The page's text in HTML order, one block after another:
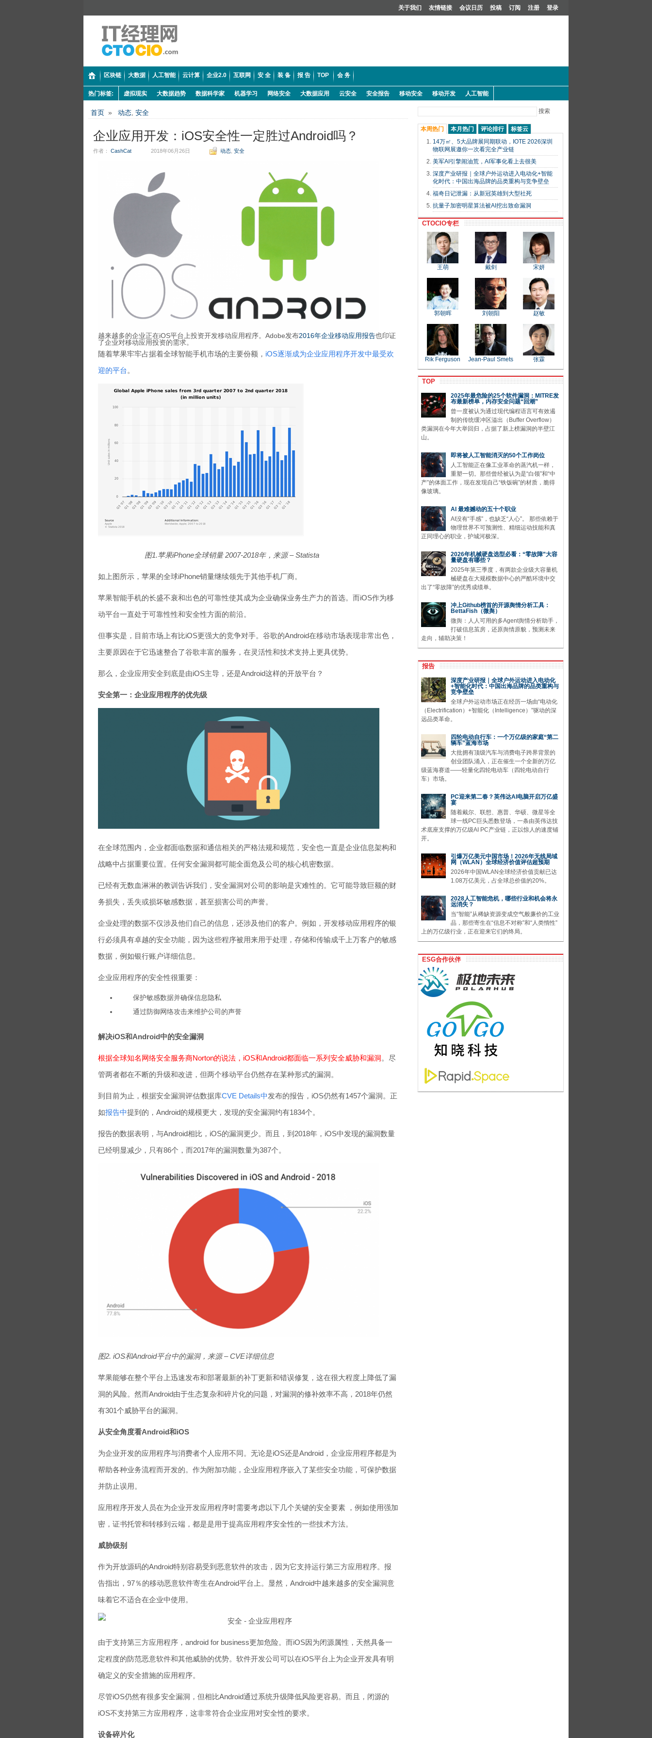
关于我们 友情链接 会议日历 投稿 订阅 注册 登录
区块链 大数据 人工智能 云计算 企业2.0 互联网 安 全 装 备 报 告 TOP 会 务
热门标签: 虚拟现实 大数据趋势 数据科学家 机器学习 网络安全 大数据应用 云安全 安全报告 移动安全 移动开发 人工智能
首页 » 动态 安全
企业应用开发：iOS安全性一定胜过Android吗？
作者： CashCat 2018年06月26日 动态 安全
越来越多的企业正在iOS平台上投资开发移动应用程序。Adobe发布2016年企业移动应用报告也印证
了企业对移动应用投资的需求。
随着苹果牢牢占据着全球智能手机市场的主要份额， iOS逐渐成为企业应用程序开发中最受欢
迎的平台。
图1.苹果iPhone全球销量 2007-2018年，来源 – Statista
如上图所示，苹果的全球iPhone销量继续领先于其他手机厂商。
苹果智能手机的长盛不衰和出色的可靠性使其成为企业确保业务生产力的首选。而iOS作为移
动平台一直处于可靠性性和安全性方面的前沿。
但事实是，目前市场上有比iOS更强大的竞争对手。谷歌的Android在移动市场表现非常出色，
主要原因在于它迅速整合了谷歌丰富的服务，在灵活性和技术支持上更具优势。
那么，企业应用安全到底是由iOS主导，还是Android这样的开放平台？
安全第一：企业应用程序的优先级
在全球范围内，企业都面临数据和通信相关的严格法规和规范，安全也一直是企业信息架构和
战略中占据重要位置。任何安全漏洞都可能全面危及公司的核心机密数据。
已经有无数血淋淋的教训告诉我们，安全漏洞对公司的影响是灾难性的。它可能导致巨额的财
务损失，丢失或损坏敏感数据，甚至损害公司的声誉。
企业处理的数据不仅涉及他们自己的信息，还涉及他们的客户。例如，开发移动应用程序的银
行必须具有卓越的安全功能，因为这些程序被用来用于处理，存储和传输成千上万客户的敏感
数据，例如银行账户详细信息。
企业应用程序的安全性很重要：
保护敏感数据并确保信息隐私
通过防御网络攻击来维护公司的声誉
解决iOS和Android中的安全漏洞
根据全球知名网络安全服务商Norton的说法，iOS和Android都面临一系列安全威胁和漏洞。尽
管两者都在不断的升级和改进，但两个移动平台仍然存在某种形式的漏洞。
到目前为止，根据安全漏洞评估数据库CVE Details中发布的报告，iOS仍然有1457个漏洞。正
如报告中提到的，Android的规模更大，发现的安全漏洞约有1834个。
报告的数据表明，与Android相比，iOS的漏洞更少。而且，到2018年，iOS中发现的漏洞数量
已经明显减少，只有86个，而2017年的漏洞数量为387个。
图2. iOS和Android平台中的漏洞，来源 – CVE详细信息
苹果能够在整个平台上迅速发布和部署最新的补丁更新和错误修复，这在很大程度上降低了漏
洞的风险。然而Android由于生态复杂和碎片化的问题，对漏洞的修补效率不高，2018年仍然
有301个威胁平台的漏洞。
从安全角度看Android和iOS
为企业开发的应用程序与消费者个人应用不同。无论是iOS还是Android，企业应用程序都是为
帮助各种业务流程而开发的。作为附加功能，企业应用程序嵌入了某些安全功能，可保护数据
并防止误用。
应用程序开发人员在为企业开发应用程序时需要考虑以下几个关键的安全要素 ，例如使用强加
密，证书托管和转移到云端，都是是用于提高应用程序安全性的一些技术方法。
威胁级别
作为开放源码的Android特别容易受到恶意软件的攻击，因为它支持运行第三方应用程序。报
告指出，97％的移动恶意软件寄生在Android平台上。显然，Android中越来越多的安全漏洞意
味着它不适合在企业中使用。
由于支持第三方应用程序，android for business更加危险。而iOS因为闭源属性，天然具备一
定程度的防范恶意软件和其他威胁的优势。软件开发公司可以在iOS平台上为企业开发具有明
确定义的安全措施的应用程序。
尽管iOS仍然有很多安全漏洞，但相比Android通过系统升级降低风险更容易。而且，闭源的
iOS不支持第三方应用程序，这非常符合企业应用对安全性的要求。
设备碎片化
搜索
本周热门 本月热门 评论排行
标签云
14万㎡、5大品牌展同期联动，IOTE 2026深圳
物联网展邀你一次看完全产业链
美军AI引擎闹油荒，AI军事化看上去很美
深度产业研报｜全球户外运动进入电动化+智能
化时代：中国出海品牌的品类重构与竞争壁垒
福奇日记泄漏：从新冠英雄到大型社死
抗量子加密明星算法被AI挖出致命漏洞
CTOCIO专栏
王萌 戴剑 宋妍
郭朝晖 刘朝阳 赵敏
Rik Ferguson Jean-Paul Smets 张霖
TOP
2025年最危险的25个软件漏洞：MITRE发
布最新榜单，内存安全问题“回潮”
曾一度被认为通过现代编程语言可有效遏
制的传统缓冲区溢出（Buffer Overflow）
类漏洞在今年大举回归，占据了新上榜漏洞的半壁江
山。
即将被人工智能消灭的50个工作岗位
人工智能正在像工业革命的蒸汽机一样，
重塑一切。那些曾经被认为是“白领”和“中
产”的体面工作，现在发现自己“铁饭碗”的材质，脆得
像玻璃。
AI 最难撼动的五十个职业
AI没有“手感”，也缺乏“人心”。 那些依赖于
物理世界不可预测性、精细运动技能和真
正同理心的职业，护城河极深。
2026年机械硬盘选型必看：“零故障”大容
量硬盘有哪些？
2025年第三季度，有两款企业级大容量机
械硬盘在大规模数据中心的严酷环境中交
出了“零故障”的优秀成绩单。
冲上Github榜首的开源舆情分析工具：
BettaFish（微舆）
微舆：人人可用的多Agent舆情分析助手，
打破信息茧房，还原舆情原貌，预测未来
走向，辅助决策！
报告
深度产业研报｜全球户外运动进入电动化
+智能化时代：中国出海品牌的品类重构与
竞争壁垒
全球户外运动市场正在经历一场由“电动化
（Electrification）+智能化（Intelligence）”驱动的深
远品类革命。
四轮电动自行车：一个万亿级的家庭“第二
辆车”蓝海市场
大批拥有顶级汽车与消费电子跨界背景的
创业团队涌入，正在催生一个全新的万亿
级蓝海赛道——轻量化四轮电动车（四轮电动自行
车）市场。
PC迎来第二春？英伟达AI电脑开启万亿盛
宴
随着戴尔、联想、惠普、华硕、微星等全
球一线PC巨头悉数登场，一条由英伟达技
术底座支撑的万亿级AI PC产业链，正以惊人的速度铺
开。
引爆万亿美元中国市场！2026年无线局域
网（WLAN）全球经济价值评估超预期
2026年中国WLAN全球经济价值贡献已达
1.08万亿美元，占全球总价值的20%。
2028人工智能危机，哪些行业和机会将永
远消失？
当“智能”从稀缺资源变成空气般廉价的工业
品，那些寄生在“信息不对称”和“人类惰性”
上的万亿级行业，正在迎来它们的终局。
ESG合作伙伴